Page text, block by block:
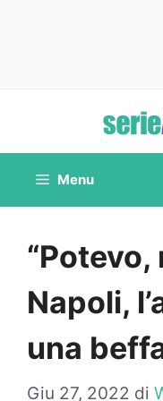
contenuto
Menu
“Potevo,
Napoli,
una
Giu 27, 2022 di